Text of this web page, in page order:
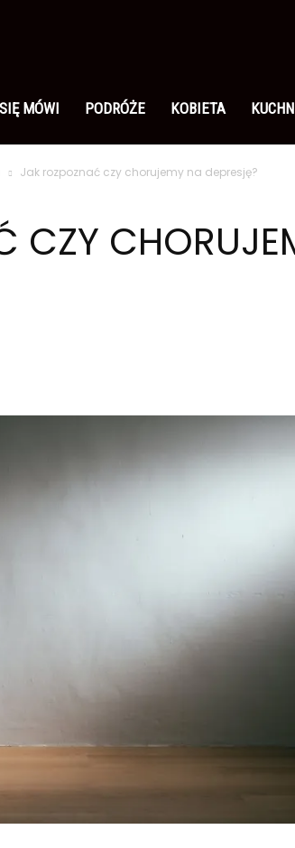
MÓWI PODRÓŻE KOBIETA
Jak rozpoznać czy chorujemy na depresję?
CZY